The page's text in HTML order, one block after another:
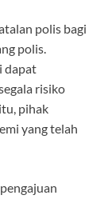
polis bagi
polis.
dapat
risiko
pihak
yang telah